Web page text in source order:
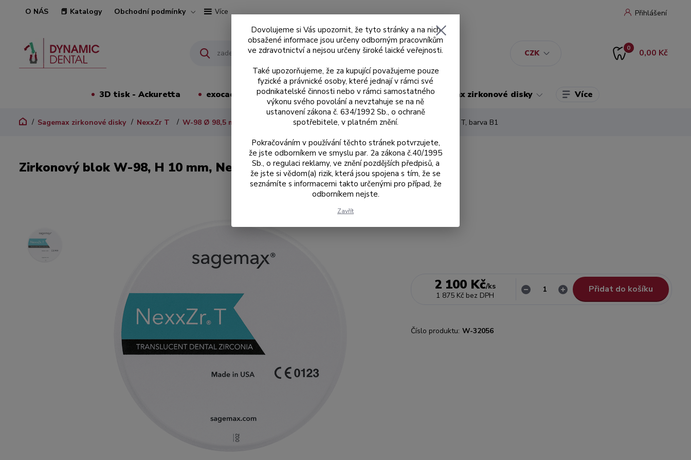
O NÁS 📕 Katalogy Obchodní podmínky Více
CZK
Přihlášení
Hledat 0 0,00 Kč
3D tisk - Ackuretta exocad Skenery MEDIT Sagemax Sagemax zirkonové disky Více
Sagemax zirkonové disky NexxZr T W-98 Ø 98,5 mm s odskokem 10 mm Zirkonový blok W-98, H 10 mm, NexxZr T, barva B1
Zirkonový blok W-98, H 10 mm, NexxZr T, barva B1
2 100 Kč/ks
1 875 Kč bez DPH
Přidat do košíku
Číslo produktu: W-32056
Dovolujeme si Vás upozornit, že tyto stránky a na nich
obsažené informace jsou určeny odborným pracovníkům
ve zdravotnictví a nejsou určeny široké laické veřejnosti.
Také upozorňujeme, že za kupující považujeme pouze
fyzické a právnické osoby, které jednají v rámci své
podnikatelské činnosti nebo v rámci samostatného
výkonu svého povolání a nevztahuje se na ně
ustanovení zákona č. 634/1992 Sb., o ochraně
spotřebitele, v platném znění.
Pokračováním v používání těchto stránek potvrzujete,
že jste odborníkem ve smyslu par. 2a zákona č.40/1995
Sb., o regulaci reklamy, ve znění pozdějších předpisů, a
že jste si vědom(a) rizik, která jsou spojena s tím, že se
seznámíte s informacemi takto určenými pro případ, že
odborníkem nejste.
Zavřít